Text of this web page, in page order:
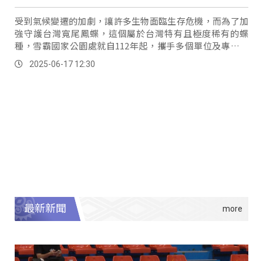
受到氣候變遷的加劇，讓許多生物面臨生存危機，而為了加
強守護台灣寬尾鳳蝶，這個屬於台灣特有且極度稀有的蝶
種，雪霸國家公園處就自112年起，攜手多個單位及專家學
者，成立「台灣寬尾鳳蝶保育跨域合作平臺」並開啟了保育
計畫；而這次更是和民間企業聯手，展開企業參與保育的合
2025-06-17 12:30
最新新聞